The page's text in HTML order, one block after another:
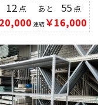
12点 あと 55 点
連結￥16,000